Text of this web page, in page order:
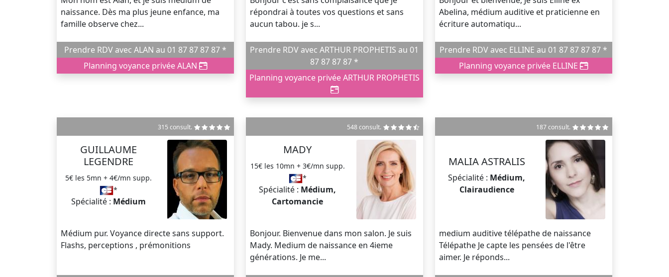
naissance. Dès ma plus jeune enfance, ma
famille observe chez...
Prendre RDV avec ALAN au 01 87 87 87 87 *
Planning voyance privée ALAN
répondrai à toutes vos questions et sans
aucun tabou. je s...
Prendre RDV avec ARTHUR PROPHETIS au 01
87 87 87 87 *
Abelina, médium auditive et praticienne en
écriture automatiqu...
Prendre RDV avec ELLINE au 01 87 87 87 87 *
Planning voyance privée ELLINE
315 consult.
GUILLAUME
LEGENDRE
5€ les 5mn + 4€/mn supp.
*
Spécialité : Médium
Médium pur. Voyance directe sans support.
Flashs, perceptions , prémonitions
548 consult.
MADY
15€ les 10mn + 3€/mn supp.
*
Spécialité : Médium,
Cartomancie
Bonjour. Bienvenue dans mon salon. Je suis
Mady. Medium de naissance en 4ieme
générations. Je me...
187 consult.
MALIA ASTRALIS
Spécialité : Médium,
Clairaudience
medium auditive télépathe de naissance
Télépathe Je capte les pensées de l'être
aimer. Je réponds...